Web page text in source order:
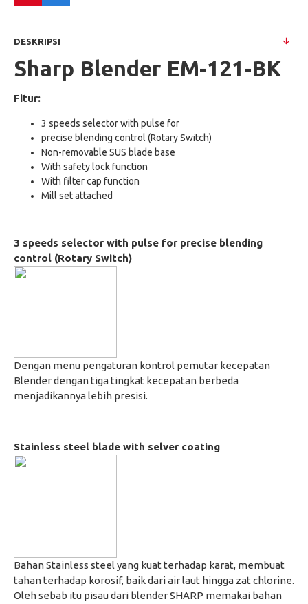
DESKRIPSI
Sharp Blender EM-121-BK
Fitur:
3 speeds selector with pulse for
precise blending control (Rotary Switch)
Non-removable SUS blade base
With safety lock function
With filter cap function
Mill set attached
3 speeds selector with pulse for precise blending
control (Rotary Switch)
Dengan menu pengaturan kontrol pemutar kecepatan
Blender dengan tiga tingkat kecepatan berbeda
menjadikannya lebih presisi.
Stainless steel blade with selver coating
Bahan Stainless steel yang kuat terhadap karat, membuat
tahan terhadap korosif, baik dari air laut hingga zat chlorine.
Oleh sebab itu pisau dari blender SHARP memakai bahan